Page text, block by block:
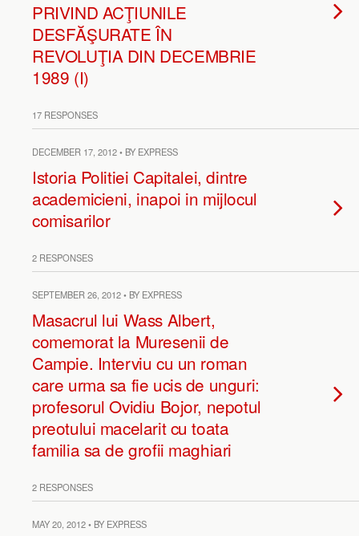
PRIVIND ACŢIUNILE
DESFĂŞURATE ÎN
REVOLUŢIA DIN DECEMBRIE
1989 (I)
17 RESPONSES
DECEMBER 17, 2012 • BY EXPRESS
Istoria Politiei Capitalei, dintre
academicieni, inapoi in mijlocul
comisarilor
2 RESPONSES
SEPTEMBER 26, 2012 • BY EXPRESS
Masacrul lui Wass Albert,
comemorat la Muresenii de
Campie. Interviu cu un roman
care urma sa fie ucis de unguri:
profesorul Ovidiu Bojor, nepotul
preotului macelarit cu toata
familia sa de grofii maghiari
2 RESPONSES
MAY 20, 2012 • BY EXPRESS